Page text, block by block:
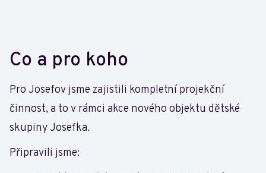
Co a pro koho
Pro Josefov jsme zajistili kompletní projekční
činnost, a to v rámci akce nového objektu dětské
skupiny Josefka.
Připravili jsme: